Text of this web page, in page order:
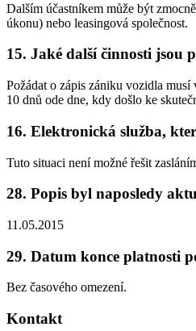
Dalším účastníkem může být
úkonu) nebo leasingová společnost.
15. Jaké další činnosti jsou
Požádat o zápis zániku vozidla
10 dnů ode dne, kdy došlo ke
16. Elektronická služba,
Tuto situaci není možné řešit
28. Popis byl naposledy
11.05.2015
29. Datum konce platnosti
Bez časového omezení.
Kontakt